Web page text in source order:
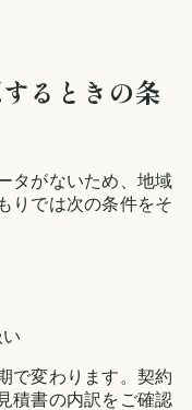
るときの条
タがないため、地域
りでは次の条件をそ
で変わります。契約
積書の内訳をご確認